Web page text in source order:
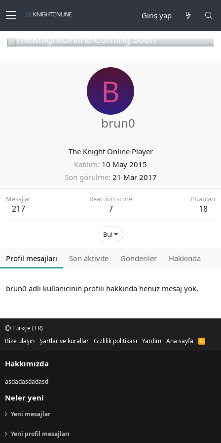
Giriş yap
TheKnightOnline Coming Soon
B
brun0
The Knight Online Player
Katılım 10 May 2015
Son görülme 21 Mar 2017
Mesajlar
217
Reaction score
7
Puanları
18
Bul
Profil mesajları Son aktivite Gönderiler Hakkında
brun0 adlı kullanıcının profili hakkında henüz mesaj yok.
Türkçe (TR)
Bize ulaşın Şartlar ve kurallar Gizlilik politikası Yardım Ana sayfa
R
Hakkımızda
asdadasdadasd
Neler yeni
Yeni mesajlar
Yeni profil mesajları